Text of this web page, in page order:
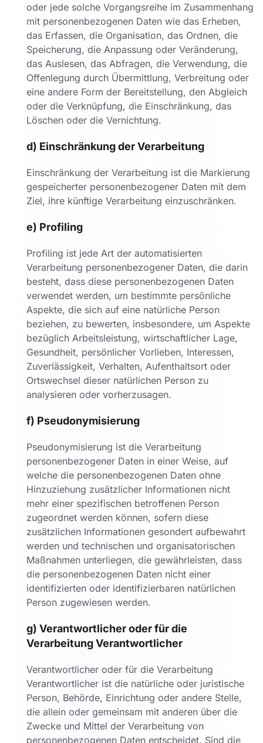
oder jede solche Vorgangsreihe im Zusammenhang
mit personenbezogenen Daten wie das Erheben,
das Erfassen, die Organisation, das Ordnen, die
Speicherung, die Anpassung oder Veränderung,
das Auslesen, das Abfragen, die Verwendung, die
Offenlegung durch Übermittlung, Verbreitung oder
eine andere Form der Bereitstellung, den Abgleich
oder die Verknüpfung, die Einschränkung, das
Löschen oder die Vernichtung.
d) Einschränkung der Verarbeitung
Einschränkung der Verarbeitung ist die Markierung
gespeicherter personenbezogener Daten mit dem
Ziel, ihre künftige Verarbeitung einzuschränken.
e) Profiling
Profiling ist jede Art der automatisierten
Verarbeitung personenbezogener Daten, die darin
besteht, dass diese personenbezogenen Daten
verwendet werden, um bestimmte persönliche
Aspekte, die sich auf eine natürliche Person
beziehen, zu bewerten, insbesondere, um Aspekte
bezüglich Arbeitsleistung, wirtschaftlicher Lage,
Gesundheit, persönlicher Vorlieben, Interessen,
Zuverlässigkeit, Verhalten, Aufenthaltsort oder
Ortswechsel dieser natürlichen Person zu
analysieren oder vorherzusagen.
f) Pseudonymisierung
Pseudonymisierung ist die Verarbeitung
personenbezogener Daten in einer Weise, auf
welche die personenbezogenen Daten ohne
Hinzuziehung zusätzlicher Informationen nicht
mehr einer spezifischen betroffenen Person
zugeordnet werden können, sofern diese
zusätzlichen Informationen gesondert aufbewahrt
werden und technischen und organisatorischen
Maßnahmen unterliegen, die gewährleisten, dass
die personenbezogenen Daten nicht einer
identifizierten oder identifizierbaren natürlichen
Person zugewiesen werden.
g) Verantwortlicher oder für die
Verarbeitung Verantwortlicher
Verantwortlicher oder für die Verarbeitung
Verantwortlicher ist die natürliche oder juristische
Person, Behörde, Einrichtung oder andere Stelle,
die allein oder gemeinsam mit anderen über die
Zwecke und Mittel der Verarbeitung von
personenbezogenen Daten entscheidet. Sind die